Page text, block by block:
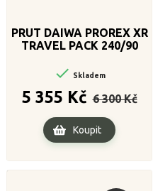
PRUT DAIWA PROREX XR
TRAVEL PACK 240/90
 Skladem
5 355 Kč cena
6 300 Kč
Cena
Koupit